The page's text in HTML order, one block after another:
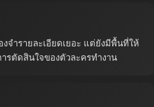
จำรายละเอียดเยอะ แต่ยังมีพื้นที่ให้
รตัดสินใจของตัวละครทำงาน